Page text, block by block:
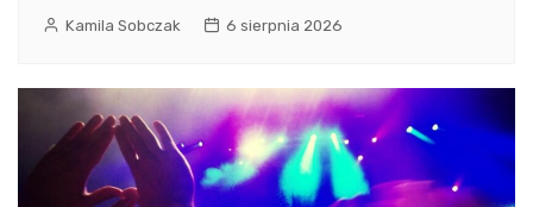
Kamila Sobczak 6 sierpnia 2026